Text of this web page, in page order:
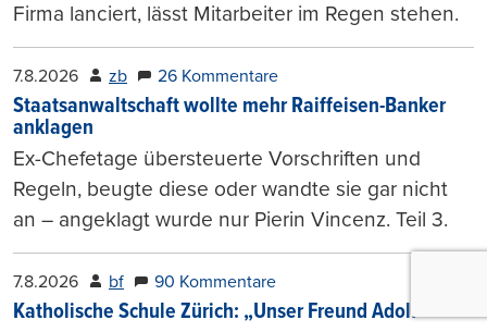
Firma lanciert, lässt Mitarbeiter im Regen stehen.
7.8.2026 zb 26 Kommentare
Staatsanwaltschaft wollte mehr Raiffeisen-Banker
anklagen
Ex-Chefetage übersteuerte Vorschriften und
Regeln, beugte diese oder wandte sie gar nicht
an – angeklagt wurde nur Pierin Vincenz. Teil 3.
7.8.2026 bf 90 Kommentare
Katholische Schule Zürich: „Unser Freund Adolf“